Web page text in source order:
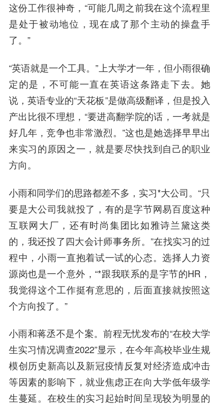
这份工作很神奇，“可能几周之前我在这个流程里
是处于被动地位，现在成了那个主动的操盘手
了。”
“英语就是一个工具。”上大学才一年，但小雨很确
定的是，不可能一直在英语这条路走下去。她
说，英语专业的“天花板”是做高级翻译，但是投入
产出比很不理想，“要进高翻学院的话，一考就是
好几年，竞争也非常激烈。”这也是她选择早早出
来实习的原因之一，就是要尽快找到自己的职业
方向。
小雨和同学们的思路都差不多，实习*大公司。“只
要是大公司我就投了，有的是字节网易百度这种
互联网大厂，还有时尚集团比如雅诗兰黛这类
的，我还投了四大会计师事务所。”在找实习的过
程中，小雨一直抱着试一试的心态。选择人力资
源岗也是一个意外，“*跟我联系的是字节的HR，
我觉得这个工作挺有意思的，后面直接就按照这
个方向投了。”
小雨和蒋丞不是个案。前程无忧发布的“在校大学
生实习情况调查2022”显示，在今年高校毕业生规
模创历史新高以及新冠疫情反复对经济造成冲击
等因素的影响下，就业焦虑正在向大学低年级学
生蔓延。在校生的实习起始时间呈现较为明显的